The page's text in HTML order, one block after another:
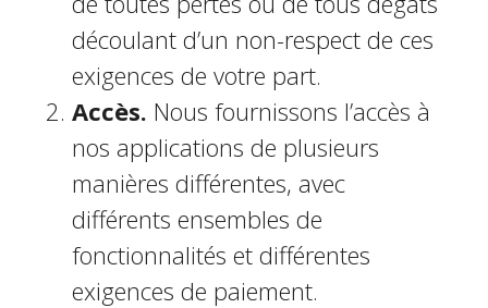
découlant d’un non-respect de ces
exigences de votre part.
Accès. Nous fournissons l’accès à
nos applications de plusieurs
manières différentes, avec
différents ensembles de
fonctionnalités et différentes
exigences de paiement.